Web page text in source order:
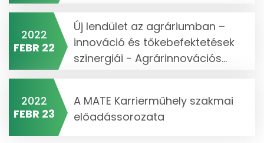
2022
FEBR 22
Új lendület az agráriumban –
innováció és tőkebefektetések
szinergiái - Agrárinnovációs...
2022
FEBR 23
A MATE Karrierműhely szakmai
előadássorozata